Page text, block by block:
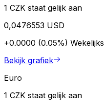
1 CZK staat gelijk aan
0,0476553 USD
+0.0000 (0.05%) Wekelijks
Bekijk grafiek
Euro
1 CZK staat gelijk aan